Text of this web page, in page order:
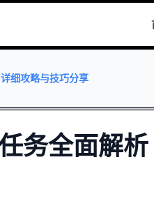
细攻略与技巧分享
务全面解